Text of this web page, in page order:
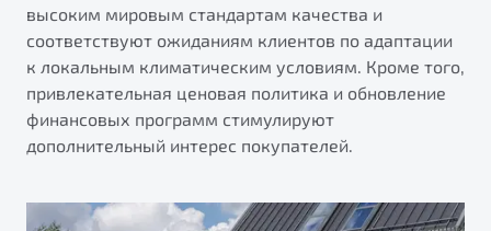
высоким мировым стандартам качества и
соответствуют ожиданиям клиентов по адаптации
к локальным климатическим условиям. Кроме того,
привлекательная ценовая политика и обновление
финансовых программ стимулируют
дополнительный интерес покупателей.